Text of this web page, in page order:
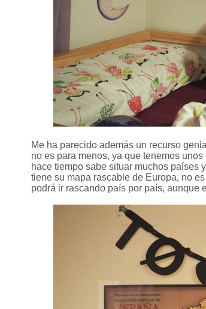
Me ha parecido además un recurso
no es para menos, ya que tenemos
hace tiempo sabe situar muchos países
tiene su mapa rascable de Europa, no
podrá ir rascando país por país, aunque